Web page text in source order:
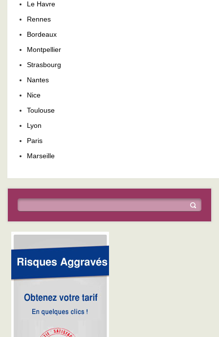
Le Havre
Rennes
Bordeaux
Montpellier
Strasbourg
Nantes
Nice
Toulouse
Lyon
Paris
Marseille